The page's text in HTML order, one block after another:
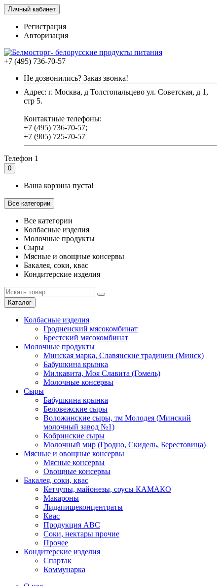
Личный кабинет
Регистрация
Авторизация
+7 (495) 736-70-57
Не дозвонились? Заказ звонка!
Адрес: г. Москва, д Толстопальцево ул. Советская, д 1,
стр 5.
Контактные телефоны:
+7 (495) 736-70-57;
+7 (905) 725-70-57
Телефон 1
0
Ваша корзина пуста!
Все категории
Все категории
Колбасные изделия
Молочные продукты
Сыры
Мясные и овощные консервы
Бакалея, соки, квас
Кондитерские изделия
Каталог
Колбасные изделия
Гродненский мясокомбинат
Брестский мясокомбинат
Молочные продукты
Минская марка, Славянские традиции (Минск)
Бабушкина крынка
Милкавита, Моя Славита (Гомель)
Молочные консервы
Сыры
Бабушкина крынка
Беловежские сыры
Воложинские сыры, тм Молодея (Минский
молочный завод №1)
Кобринские сыры
Молочный мир (Гродно, Скидель, Берестовица)
Мясные и овощные консервы
Мясные консервы
Овощные консервы
Бакалея, соки, квас
Кетчупы, майонезы, соусы КАМАКО
Макароны
Лидапищеконцентраты
Квас
Продукция АВС
Соки, нектары прочие
Прочее
Кондитерские изделия
Спартак
Коммунарка